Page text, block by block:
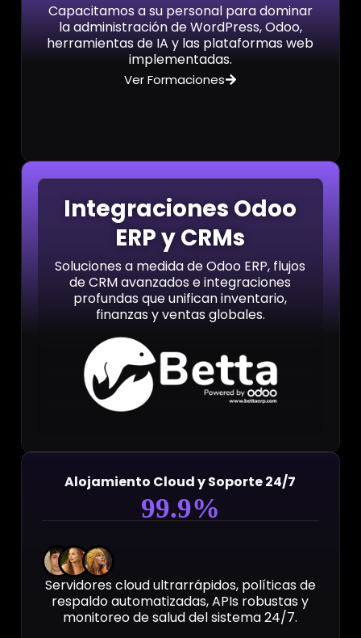
Capacitamos a su personal para dominar
la administración de WordPress, Odoo,
herramientas de IA y las plataformas web
implementadas.
Ver Formaciones
Integraciones Odoo
ERP y CRMs
Soluciones a medida de Odoo ERP, flujos
de CRM avanzados e integraciones
profundas que unifican inventario,
finanzas y ventas globales.
Alojamiento Cloud y Soporte 24/7
99.9%
Servidores cloud ultrarrápidos, políticas de
respaldo automatizadas, APIs robustas y
monitoreo de salud del sistema 24/7.